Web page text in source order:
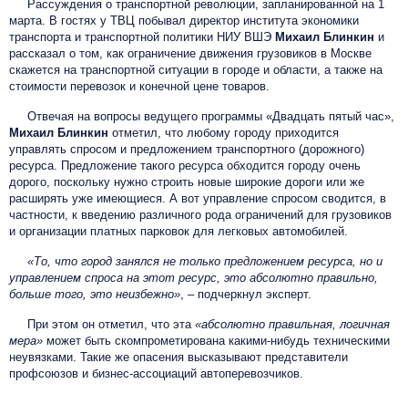
Рассуждения о транспортной революции, запланированной на 1
марта. В гостях у ТВЦ побывал директор института экономики
транспорта и транспортной политики НИУ ВШЭ Михаил Блинкин и
рассказал о том, как ограничение движения грузовиков в Москве
скажется на транспортной ситуации в городе и области, а также на
стоимости перевозок и конечной цене товаров.
Отвечая на вопросы ведущего программы «Двадцать пятый час»,
Михаил Блинкин отметил, что любому городу приходится
управлять спросом и предложением транспортного (дорожного)
ресурса. Предложение такого ресурса обходится городу очень
дорого, поскольку нужно строить новые широкие дороги или же
расширять уже имеющиеся. А вот управление спросом сводится, в
частности, к введению различного рода ограничений для грузовиков
и организации платных парковок для легковых автомобилей.
«То, что город занялся не только предложением ресурса, но и
управлением спроса на этот ресурс, это абсолютно правильно,
больше того, это неизбежно» , – подчеркнул эксперт.
При этом он отметил, что эта «абсолютно правильная, логичная
мера» может быть скомпрометирована какими-нибудь техническими
неувязками. Такие же опасения высказывают представители
профсоюзов и бизнес-ассоциаций автоперевозчиков.